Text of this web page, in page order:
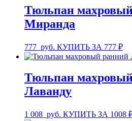
Тюльпан
Миранда
777 руб. КУПИТЬ ЗА 777 ₽
Тюльпан
Лаванду
1 008 руб. КУПИТЬ ЗА 1008